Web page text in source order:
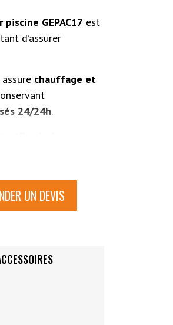
GEPAC17 est
d’assurer
assure chauffage et
24/24h.
UN DEVIS